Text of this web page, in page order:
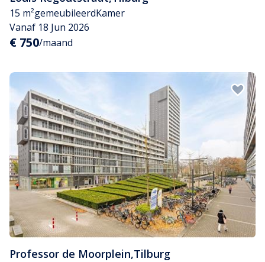
15 m²gemeubileerdKamer
Vanaf 18 Jun 2026
€ 750/maand
Professor de Moorplein,Tilburg